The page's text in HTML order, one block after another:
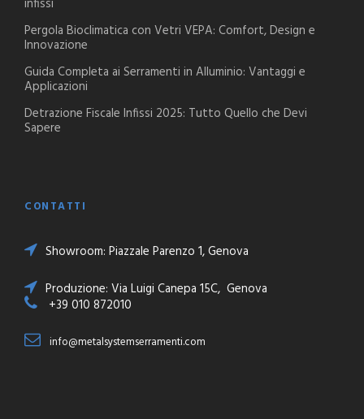
Pergola Bioclimatica con Vetri VEPA: Comfort, Design e
Innovazione
Guida Completa ai Serramenti in Alluminio: Vantaggi e
Applicazioni
Detrazione Fiscale Infissi 2025: Tutto Quello che Devi
Sapere
CONTATTI
Showroom: Piazzale Parenzo 1, Genova
Produzione: Via Luigi Canepa 15C, Genova
+39 010 872010
info@metalsystemserramenti.com